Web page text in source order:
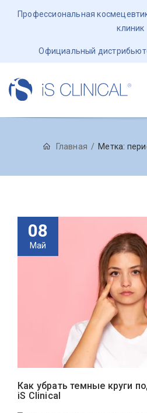
Профессиональная
клиник
Официальный
Главная Метка:
08
Май
Как убрать темные круги
iS Clinical